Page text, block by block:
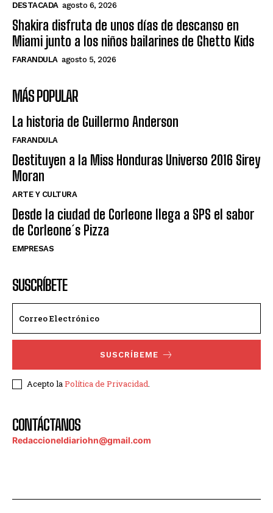
DESTACADA agosto 6, 2026
Shakira disfruta de unos días de descanso en
Miami junto a los niños bailarines de Ghetto Kids
FARANDULA agosto 5, 2026
MÁS POPULAR
La historia de Guillermo Anderson
FARANDULA
Destituyen a la Miss Honduras Universo 2016 Sirey
Moran
ARTE Y CULTURA
Desde la ciudad de Corleone llega a SPS el sabor
de Corleone´s Pizza
EMPRESAS
SUSCRÍBETE
SUSCRÍBEME
Acepto laPolítica de Privacidad.
CONTÁCTANOS
Redaccioneldiariohn@gmail.com